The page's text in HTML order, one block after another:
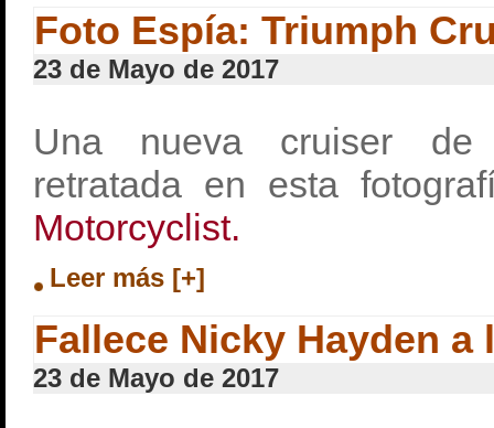
Foto Espía: Triumph
23 de Mayo de 2017
Una nueva cruiser de
retratada en esta
Motorcyclist.
Leer más [+]
Fallece Nicky Hayden a
23 de Mayo de 2017